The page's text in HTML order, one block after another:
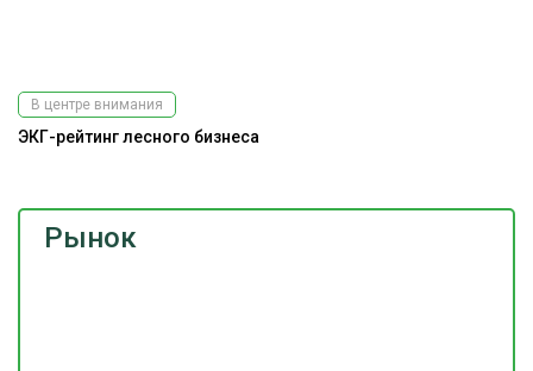
Рынок
В центре внимания
ЭКГ-рейтинг лесного бизнеса